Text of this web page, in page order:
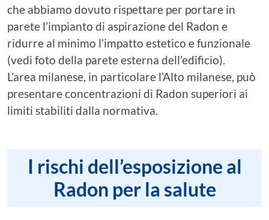
che abbiamo dovuto rispettare per portare in
parete l’impianto di aspirazione del Radon e
ridurre al minimo l’impatto estetico e funzionale
(vedi foto della parete esterna dell’edificio).
L’area milanese, in particolare l’Alto milanese, può
presentare concentrazioni di Radon superiori ai
limiti stabiliti dalla normativa.
I rischi dell’esposizione al
Radon per la salute